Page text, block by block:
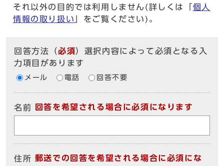
それ以外の目的では利用しません(詳しくは「 個人
情報の取り扱い
」をご覧ください)。
回答方法 （必須）選択内容によって必須となる入
力項目があります
メール 電話 回答不要
名前 回答を希望される場合に必須になります
住所 郵送での回答を希望される場合に必須にな